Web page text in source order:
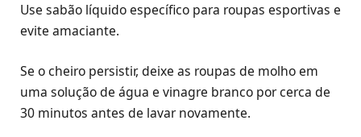
Use sabão líquido específico para roupas esportivas e
evite amaciante.
Se o cheiro persistir, deixe as roupas de molho em
uma solução de água e vinagre branco por cerca de
30 minutos antes de lavar novamente.